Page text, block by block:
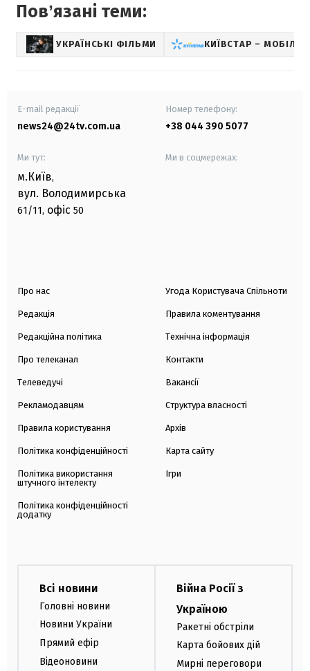
Повʼязані теми:
УКРАЇНСЬКІ ФІЛЬМИ КИЇВСТАР –
E-mail редакції
news24@24tv.com.ua
Номер телефону:
+38 044 390 5077
Ми тут:
м.Київ,
вул. Володимирська
61/11, офіс 50
Ми в соцмережах:
Про нас
Редакція
Редакційна політика
Про телеканал
Телеведучі
Рекламодавцям
Правила користування
Політика конфіденційності
Політика використання
штучного інтелекту
Політика конфіденційності
додатку
Угода Користувача Спільноти
Правила коментування
Технічна інформація
Контакти
Вакансії
Структура власності
Архів
Карта сайту
Ігри
Всі новини
Головні новини
Новини України
Прямий ефір
Відеоновини
Війна Росії з
Україною
Ракетні обстріли
Карта бойових дій
Мирні переговори